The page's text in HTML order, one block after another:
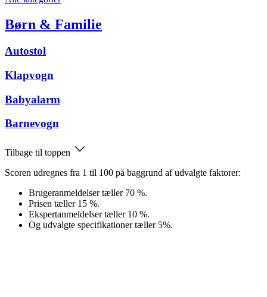
Børn & Familie
Autostol
Klapvogn
Babyalarm
Barnevogn
Tilbage til toppen
Scoren udregnes fra 1 til 100 på baggrund af udvalgte faktorer:
Brugeranmeldelser tæller 70 %.
Prisen tæller 15 %.
Ekspertanmeldelser tæller 10 %.
Og udvalgte specifikationer tæller 5%.